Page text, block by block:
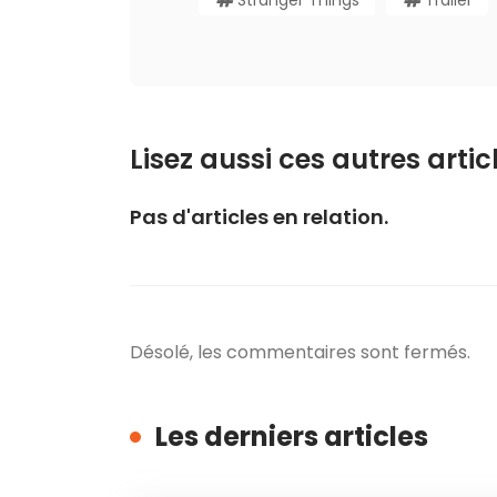
Lisez aussi ces autres
Pas d'articles en relation.
Désolé, les commentaires sont fermés.
Les derniers articles